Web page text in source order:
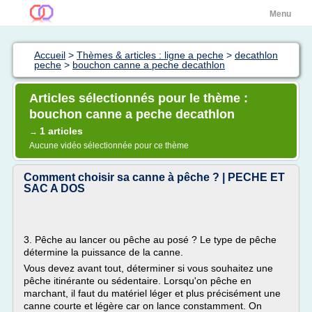
Menu
Accueil > Thèmes & articles : ligne a peche > decathlon
peche > bouchon canne a peche decathlon
Articles sélectionnés pour le thème :
bouchon canne a peche decathlon
→ 1 articles
Aucune vidéo sélectionnée pour ce thème
Comment choisir sa canne à pêche ? | PECHE ET
SAC A DOS
3. Pêche au lancer ou pêche au posé ? Le type de pêche
détermine la puissance de la canne.
Vous devez avant tout, déterminer si vous souhaitez une
pêche itinérante ou sédentaire. Lorsqu'on pêche en
marchant, il faut du matériel léger et plus précisément une
canne courte et légère car on lance constamment. On